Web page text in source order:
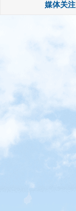
媒体关注